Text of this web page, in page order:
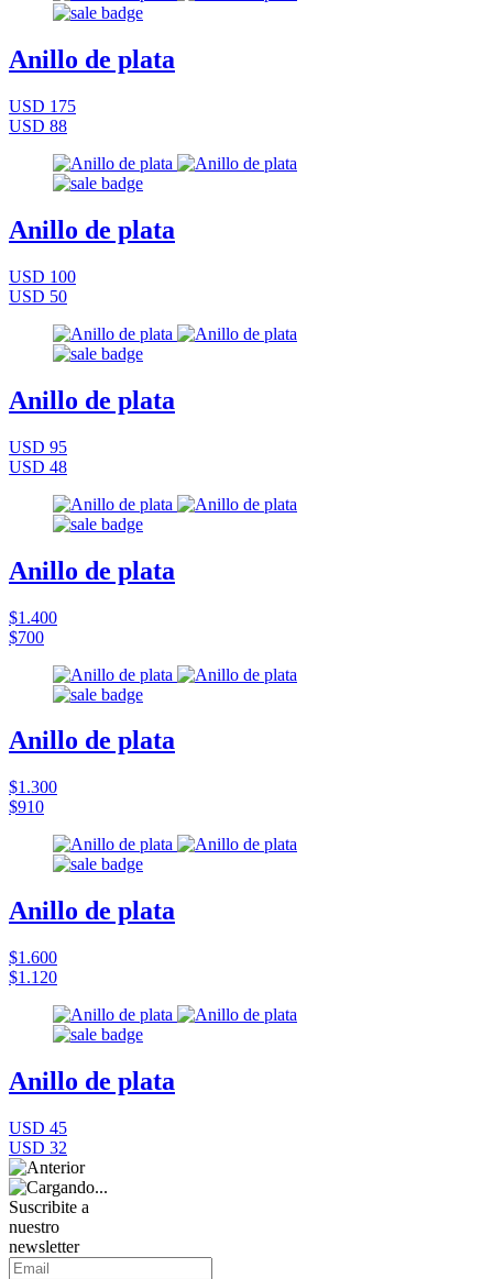
Anillo de plata
USD 175
USD 88
Anillo de plata
USD 100
USD 50
Anillo de plata
USD 95
USD 48
Anillo de plata
$1.400
$700
Anillo de plata
$1.300
$910
Anillo de plata
$1.600
$1.120
Anillo de plata
USD 45
USD 32
Suscribite a
nuestro
newsletter